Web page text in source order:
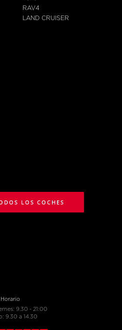
RAV4
LAND CRUISER
LOS COCHES
Horario
9.30 - 21:00
9.30 a 14.30